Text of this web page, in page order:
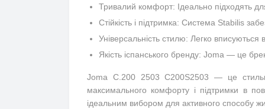
Тривалий комфорт: Ідеально підходять
Стійкість і підтримка: Система Stabilis
Універсальність стилю: Легко вписуються
Якість іспанського бренду: Joma — це
Joma C.200 2503 C200S2503 — це стильні
максимального комфорту і підтримки в
ідеальним вибором для активного способу